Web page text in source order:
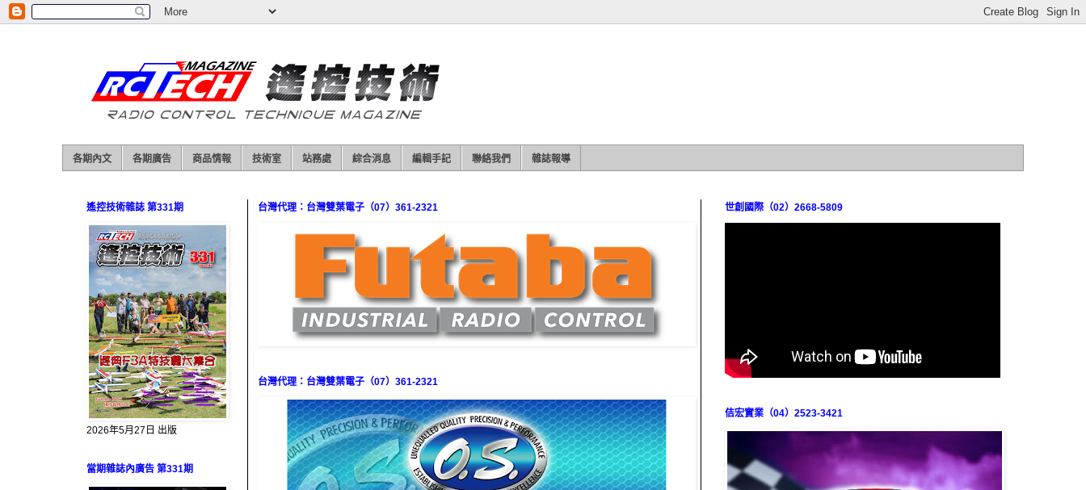
各期內文 各期廣告 商品情報 技術室 站務處 綜合消息 編輯手記 聯絡我們 雜誌報導
台灣代理：台灣雙葉電子（07）361-2321
台灣代理：台灣雙葉電子（07）361-2321
遙控技術雜誌 第331期
2026年5月27日 出版
當期雜誌內廣告 第331期
世創國際（02）2668-5809
佶宏實業（04）2523-3421